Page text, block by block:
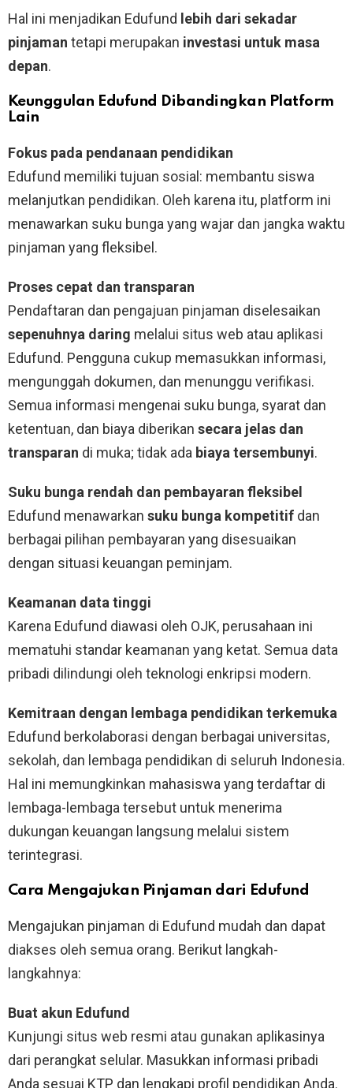
Hal ini menjadikan Edufund lebih dari sekadar
pinjaman tetapi merupakan investasi untuk masa
depan.
Keunggulan Edufund Dibandingkan Platform
Lain
Fokus pada pendanaan pendidikan
Edufund memiliki tujuan sosial: membantu siswa
melanjutkan pendidikan. Oleh karena itu, platform ini
menawarkan suku bunga yang wajar dan jangka waktu
pinjaman yang fleksibel.
Proses cepat dan transparan
Pendaftaran dan pengajuan pinjaman diselesaikan
sepenuhnya daring melalui situs web atau aplikasi
Edufund. Pengguna cukup memasukkan informasi,
mengunggah dokumen, dan menunggu verifikasi.
Semua informasi mengenai suku bunga, syarat dan
ketentuan, dan biaya diberikan secara jelas dan
transparan di muka; tidak ada biaya tersembunyi.
Suku bunga rendah dan pembayaran fleksibel
Edufund menawarkan suku bunga kompetitif dan
berbagai pilihan pembayaran yang disesuaikan
dengan situasi keuangan peminjam.
Keamanan data tinggi
Karena Edufund diawasi oleh OJK, perusahaan ini
mematuhi standar keamanan yang ketat. Semua data
pribadi dilindungi oleh teknologi enkripsi modern.
Kemitraan dengan lembaga pendidikan terkemuka
Edufund berkolaborasi dengan berbagai universitas,
sekolah, dan lembaga pendidikan di seluruh Indonesia.
Hal ini memungkinkan mahasiswa yang terdaftar di
lembaga-lembaga tersebut untuk menerima
dukungan keuangan langsung melalui sistem
terintegrasi.
Cara Mengajukan Pinjaman dari Edufund
Mengajukan pinjaman di Edufund mudah dan dapat
diakses oleh semua orang. Berikut langkah-
langkahnya:
Buat akun Edufund
Kunjungi situs web resmi atau gunakan aplikasinya
dari perangkat selular. Masukkan informasi pribadi
Anda sesuai KTP dan lengkapi profil pendidikan Anda.